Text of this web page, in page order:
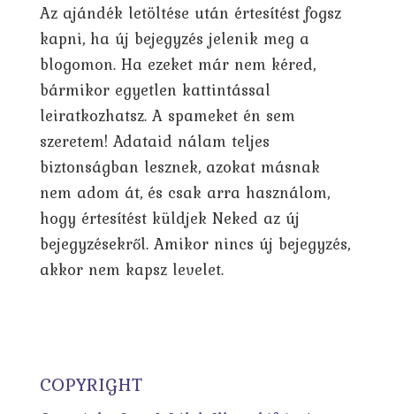
Az ajándék letöltése után értesítést fogsz
kapni, ha új bejegyzés jelenik meg a
blogomon. Ha ezeket már nem kéred,
bármikor egyetlen kattintással
leiratkozhatsz. A spameket én sem
szeretem! Adataid nálam teljes
biztonságban lesznek, azokat másnak
nem adom át, és csak arra használom,
hogy értesítést küldjek Neked az új
bejegyzésekről. Amikor nincs új bejegyzés,
akkor nem kapsz levelet.
COPYRIGHT